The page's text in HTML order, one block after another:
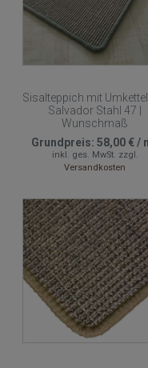
Sisalteppich mit
Salvador Stahl 47 |
Wunschmaß
Grundpreis: 58,00 €/
inkl. ges. MwSt. zzgl.
Versandkosten